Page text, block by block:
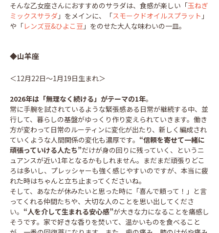
そんな乙女座さんにおすすめのサラダは、食感が楽しい「玉ねぎ
ミックスサラダ 」をメインに、「スモークドオイルスプラット 」
や「レンズ豆&ひよこ豆 」をのせた大人な味わいの一皿。
◆山羊座
＜12月22日～1月19日生まれ＞
2026年は「無理なく続ける」がテーマの1年。
常に手腕を試されているような緊張感ある日常が継続する中、並
行して、暮らしの基盤がゆっくり作り変えられていきます。働き
方が変わって日常のルーティンに変化が出たり、新しく編成され
ていくような人間関係の変化も濃厚です。 “信頼を寄せて一緒に
頑張っていける人たち”だけが身の回りに残っていく、というニ
ュアンスが近い1年となるかもしれません。まだまだ頑張りどこ
ろは多いし、プレッシャーも強く感じやすいのですが、本当に疲
れた時はちゃんと立ち止まってくださいね。
そして、あなたが休みたいと思った時に「喜んで頼って！」と言
ってくれる仲間たちや、大切な人のことを思い出してくださ
い。 “人を介して生まれる安心感”が大きな力になることを痛感し
そうです。家で好きな香りを焚いて、温かいものを食べること